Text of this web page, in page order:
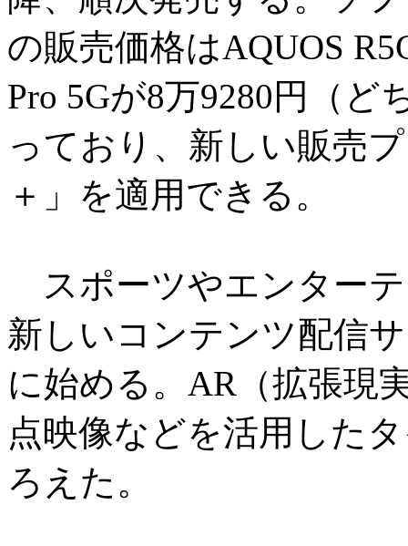
の販売価格はAQUOS
Pro 5Gが8万9280円（ど
っており、新しい販売
＋」を適用できる。
スポーツやエンター
新しいコンテンツ配信
に始める。AR（拡張現
点映像などを活用した
ろえた。